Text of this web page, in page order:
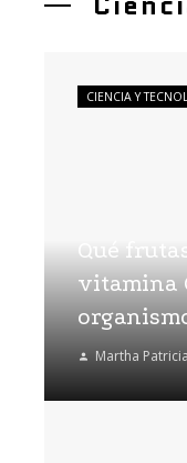
Qué
vitamina
Martha Patricia
CIENCIA Y